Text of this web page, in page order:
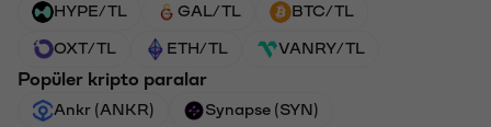
HYPE/TL GAL/TL BTC/TL
OXT/TL ETH/TL VANRY/TL
Popüler kripto paralar
Ankr (ANKR) Synapse (SYN)